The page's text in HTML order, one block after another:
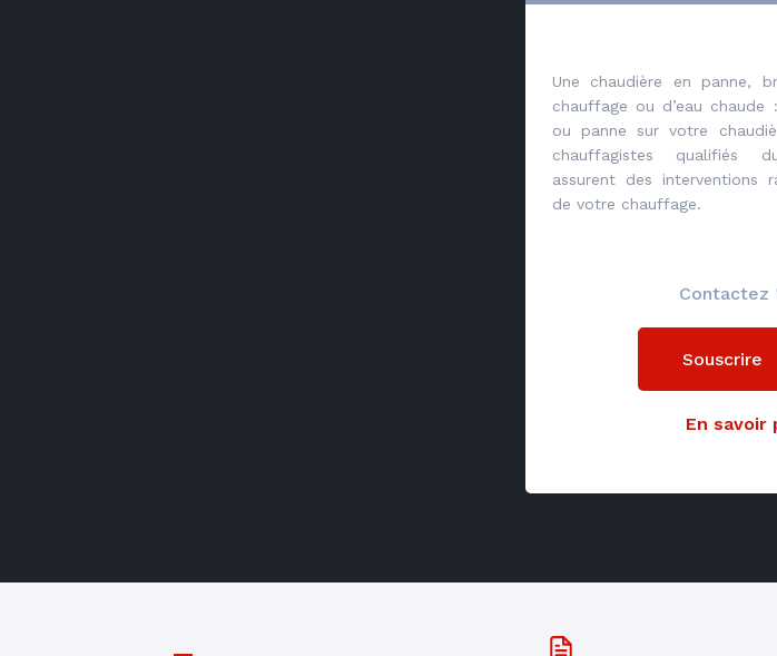
Une chaudière en panne,
chauffage ou d’eau
ou panne sur votre
chauffagistes qualifiés
assurent des interventions
de votre chauffage.
Contactez
Souscrire
En savoir